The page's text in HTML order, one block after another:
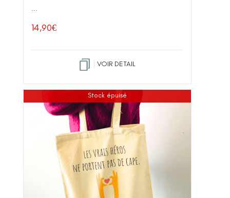
...
14,90€
VOIR DETAIL
Stock épuisé